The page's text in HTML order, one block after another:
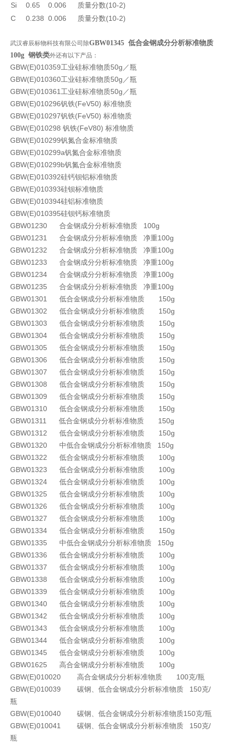
Si
0.65 0.006
质量分数(10-2)
C
0.238 0.006 质量分数(10-2)
武汉睿辰标物科技有限公司除GBW01345 低合金钢成分分析标准物质
100g 钢铁类外还有以下产品：
GBW(E)010359工业硅标准物质50g／瓶
GBW(E)010360工业硅标准物质50g／瓶
GBW(E)010361工业硅标准物质50g／瓶
GBW(E)010296钒铁(FeV50) 标准物质
GBW(E)010297钒铁(FeV50) 标准物质
GBW(E)010298 钒铁(FeV80) 标准物质
GBW(E)010299钒氮合金标准物质
GBW(E)010299a钒氮合金标准物质
GBW(E)010299b钒氮合金标准物质
GBW(E)010392硅钙钡铝标准物质
GBW(E)010393硅钡标准物质
GBW(E)010394硅铝标准物质
GBW(E)010395硅钡钙标准物质
GBW01230 合金钢成分分析标准物质 100g
GBW01231 合金钢成分分析标准物质 净重100g
GBW01232 合金钢成分分析标准物质 净重100g
GBW01233 合金钢成分分析标准物质 净重100g
GBW01234 合金钢成分分析标准物质 净重100g
GBW01235 合金钢成分分析标准物质 净重100g
GBW01301 低合金钢成分分析标准物质 150g
GBW01302 低合金钢成分分析标准物质 150g
GBW01303 低合金钢成分分析标准物质 150g
GBW01304 低合金钢成分分析标准物质 150g
GBW01305 低合金钢成分分析标准物质 150g
GBW01306 低合金钢成分分析标准物质 150g
GBW01307 低合金钢成分分析标准物质 150g
GBW01308 低合金钢成分分析标准物质 150g
GBW01309 低合金钢成分分析标准物质 150g
GBW01310 低合金钢成分分析标准物质 150g
GBW01311 低合金钢成分分析标准物质 150g
GBW01312 低合金钢成分分析标准物质 150g
GBW01320 中低合金钢成分分析标准物质 150g
GBW01322 低合金钢成分分析标准物质 100g
GBW01323 低合金钢成分分析标准物质 100g
GBW01324 低合金钢成分分析标准物质 100g
GBW01325 低合金钢成分分析标准物质 100g
GBW01326 低合金钢成分分析标准物质 100g
GBW01327 低合金钢成分分析标准物质 100g
GBW01334 低合金钢成分分析标准物质 150g
GBW01335 中低合金钢成分分析标准物质 150g
GBW01336 低合金钢成分分析标准物质 100g
GBW01337 低合金钢成分分析标准物质 100g
GBW01338 低合金钢成分分析标准物质 100g
GBW01339 低合金钢成分分析标准物质 100g
GBW01340 低合金钢成分分析标准物质 100g
GBW01342 低合金钢成分分析标准物质 100g
GBW01343 低合金钢成分分析标准物质 100g
GBW01344 低合金钢成分分析标准物质 100g
GBW01345 低合金钢成分分析标准物质 100g
GBW01625 高合金钢成分分析标准物质 100g
GBW(E)010020 高合金钢成分分析标准物质 100克/瓶
GBW(E)010039 碳钢、低合金钢成分分析标准物质 150克/
瓶
GBW(E)010040 碳钢、低合金钢成分分析标准物质150克/瓶
GBW(E)010041 碳钢、低合金钢成分分析标准物质 150克/
瓶